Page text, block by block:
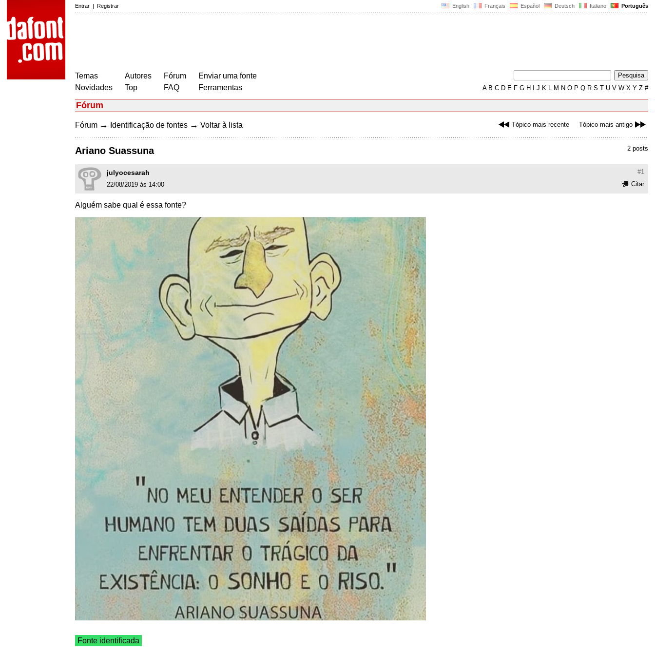
English Français Español Deutsch Italiano Português
Entrar | Registrar
Temas
Novidades
Autores
Top
Fórum
FAQ
Enviar uma fonte
Ferramentas
AB C D E F G H J K L M N O P Q R S T U V W X Y Z #
Fórum
Tópico mais recente Tópico mais antigo
Fórum → Identificação de fontes → Voltar à lista
2 posts
Ariano Suassuna
#1
julyocesarah
Citar
22/08/2019 às 14:00
Alguém sabe qual é essa fonte?
Fonte identificada